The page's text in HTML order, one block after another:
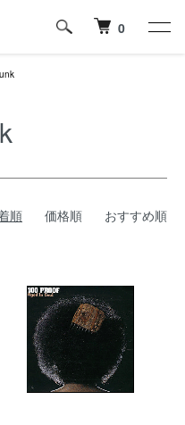
0
順 価格順 おすすめ順